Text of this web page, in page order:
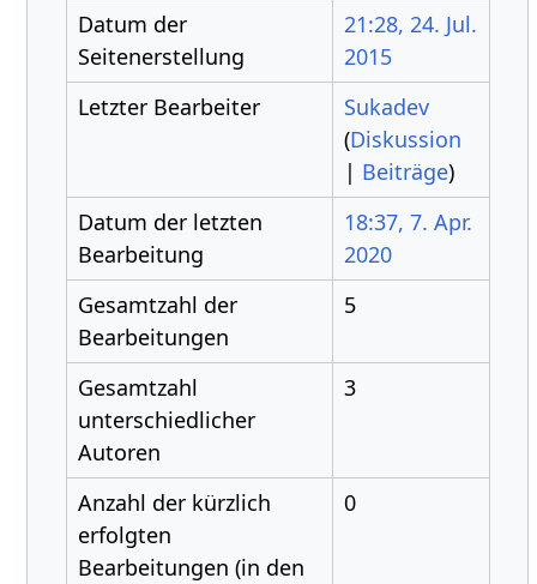
Datum der
Seitenerstellung
21:28, 24. Jul.
2015
Letzter Bearbeiter
Sukadev
(Diskussion
| Beiträge)
Datum der letzten
Bearbeitung
18:37, 7. Apr.
2020
Gesamtzahl der
Bearbeitungen
5
Gesamtzahl
unterschiedlicher
Autoren
3
Anzahl der kürzlich
erfolgten
Bearbeitungen (in den
0